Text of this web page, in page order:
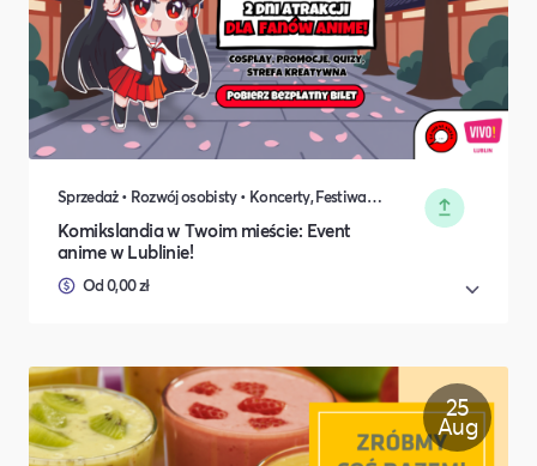
Sprzedaż • Rozwój osobisty • Koncerty, Festiwale, Rozrywka • DIY, Majsterkowanie, Hobby • Rodzina i relacje międzyludzkie
Komikslandia w Twoim mieście: Event
anime w Lublinie!
Od 0,00 zł
25
Aug